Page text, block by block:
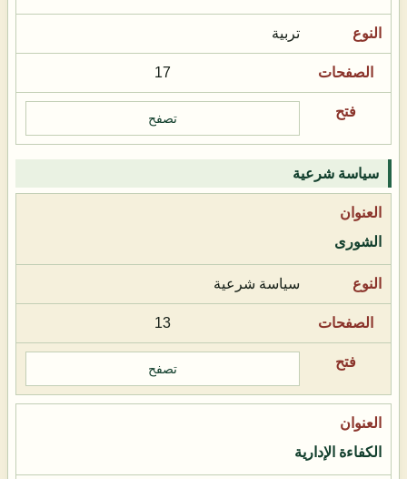
تربية
17
تصفح
سياسة شرعية
الشورى
سياسة شرعية
13
تصفح
الكفاءة الإدارية